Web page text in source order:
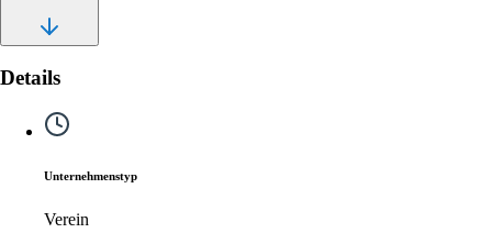
Details
Unternehmenstyp
Verein